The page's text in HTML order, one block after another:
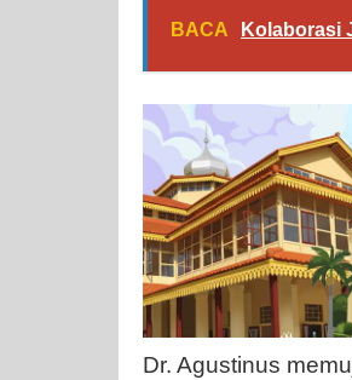
BACA Kolaborasi
Dr. Agustinus